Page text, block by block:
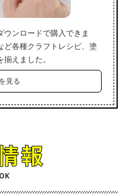
ンロードで購入できま
ど各種クラフトレシピ、塗
えました。
見る